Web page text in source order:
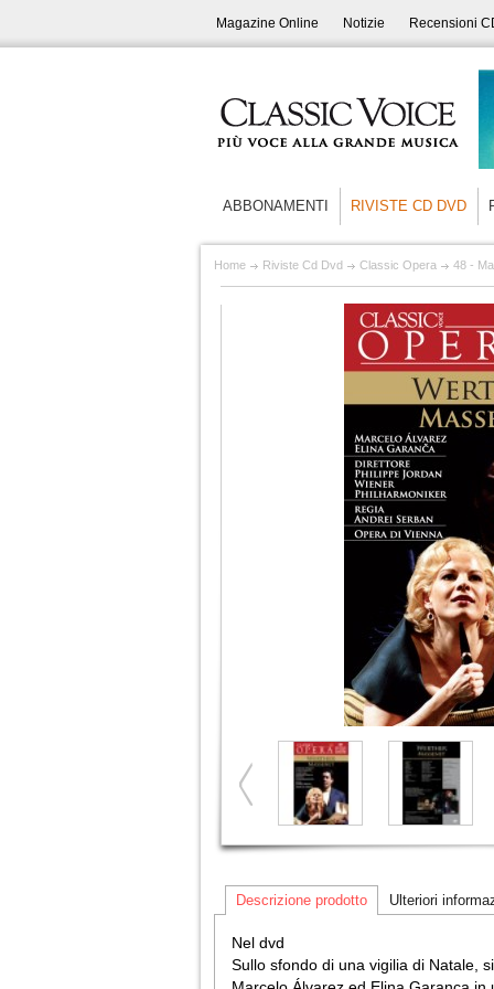
Magazine Online Notizie Recensioni
ABBONAMENTI RIVISTE CD DVD
Home Riviste Cd Dvd Classic Opera 48 -
Descrizione prodotto Ulteriori
Nel dvd
Sullo sfondo di una vigilia di Natale,